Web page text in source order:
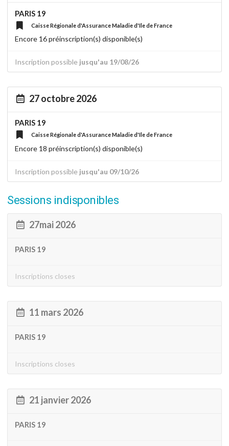
PARIS 19
Caisse Régionale d'Assurance Maladie d'Ile de France
Encore 16 préinscription(s) disponible(s)
Inscription possible jusqu'au 19/08/26
27 octobre 2026
PARIS 19
Caisse Régionale d'Assurance Maladie d'Ile de France
Encore 18 préinscription(s) disponible(s)
Inscription possible jusqu'au 09/10/26
Sessions indisponibles
27mai 2026
PARIS 19
Inscriptions closes
11 mars 2026
PARIS 19
Inscriptions closes
21 janvier 2026
PARIS 19